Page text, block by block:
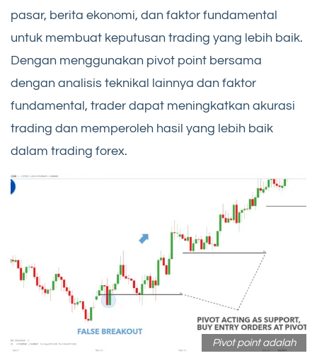
pasar, berita ekonomi, dan faktor fundamental
untuk membuat keputusan trading yang lebih baik.
Dengan menggunakan pivot point bersama
dengan analisis teknikal lainnya dan faktor
fundamental, trader dapat meningkatkan akurasi
trading dan memperoleh hasil yang lebih baik
dalam trading forex.
Pivot point adalah